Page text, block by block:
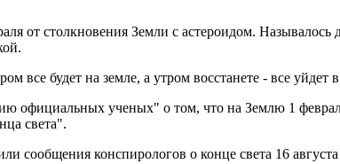
от столкновения Земли с астероидом.
все будет на земле, а утром восстанете - все
официальных ученых" о том, что на Землю 1
света".
сообщения конспирологов о конце света 16